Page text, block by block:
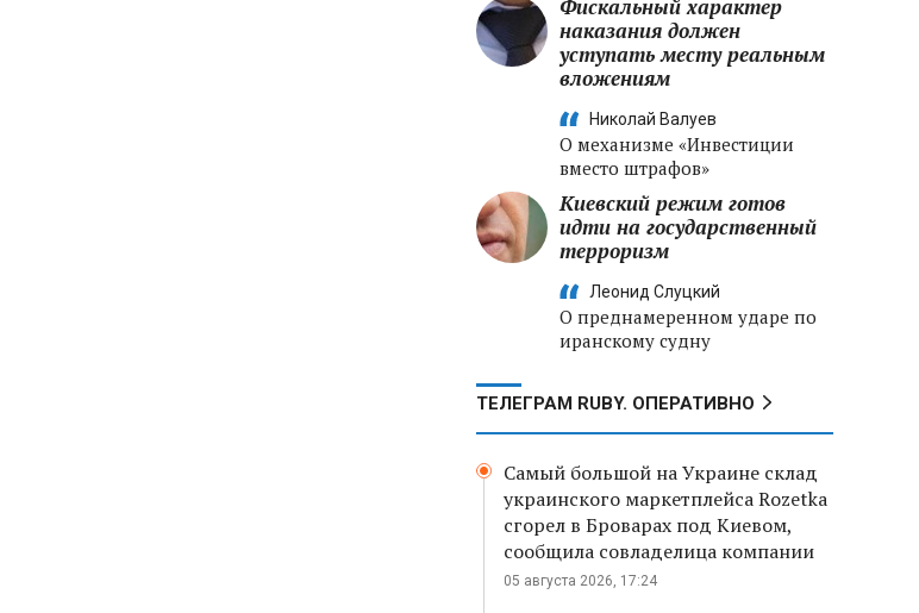
Фискальный характер
наказания должен
уступать месту реальным
вложениям
Николай Валуев
О механизме «Инвестиции
вместо штрафов»
Киевский режим готов
идти на государственный
терроризм
Леонид Слуцкий
О преднамеренном ударе по
иранскому судну
ТЕЛЕГРАМ RUBY. ОПЕРАТИВНО
Самый большой на Украине склад
украинского маркетплейса Rozetka
сгорел в Броварах под Киевом,
сообщила совладелица компании
05 августа 2026, 17:24